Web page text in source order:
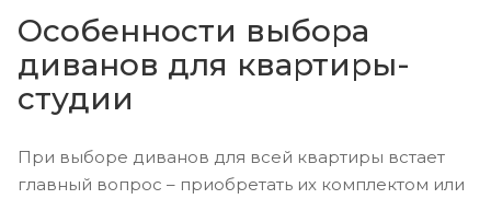
Особенности выбора
диванов для квартиры-
студии
При выборе диванов для всей квартиры встает
главный вопрос – приобретать их комплектом или